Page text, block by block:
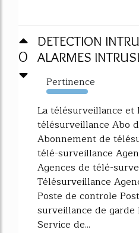
0
DETECTION
ALARMES
Pertinence
11471%
La télésurveillance et
télésurveillance Abo
Abonnement de
télé-surveillance
Agences de télé-
Télésurveillance
Poste de controle
surveillance de
Service de...